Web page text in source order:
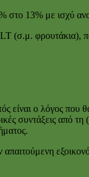
13% με ισχύ
(σ.μ. φρουτάκια),
είναι ο λόγος
συντάξεις από